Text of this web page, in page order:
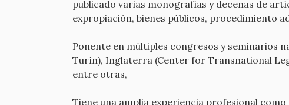
publicado varias monografías y decenas de
expropiación, bienes públicos, procedimiento
Ponente en múltiples congresos y seminarios
Turín), Inglaterra (Center for Transnational
entre otras,
Tiene una amplia experiencia profesional